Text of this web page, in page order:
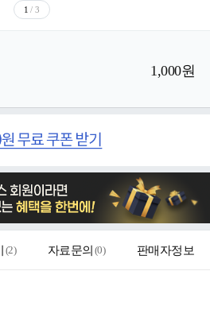
1 / 3
1,000원
(2) 자료문의 (0) 판매자정보